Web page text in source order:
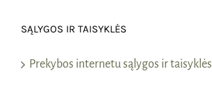
SĄLYGOS IR TAISYKLĖS
Prekybos internetu sąlygos ir taisyklės